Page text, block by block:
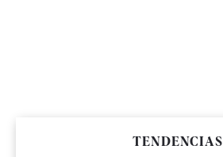
TENDENCIAS